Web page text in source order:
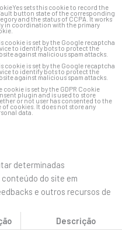
sets this cookie to record the
button state of the corresponding
and the status of CCPA. It works
in coordination with the primary
cookie is set by the Google recaptcha
to identify bots to protect the
against malicious spam attacks.
cookie is set by the Google recaptcha
to identify bots to protect the
against malicious spam attacks.
cookie is set by the GDPR Cookie
plugin and is used to store
or not user has consented to the
of cookies. It does not store any
data.
determinadas
do site em
e outros recursos de
Descrição